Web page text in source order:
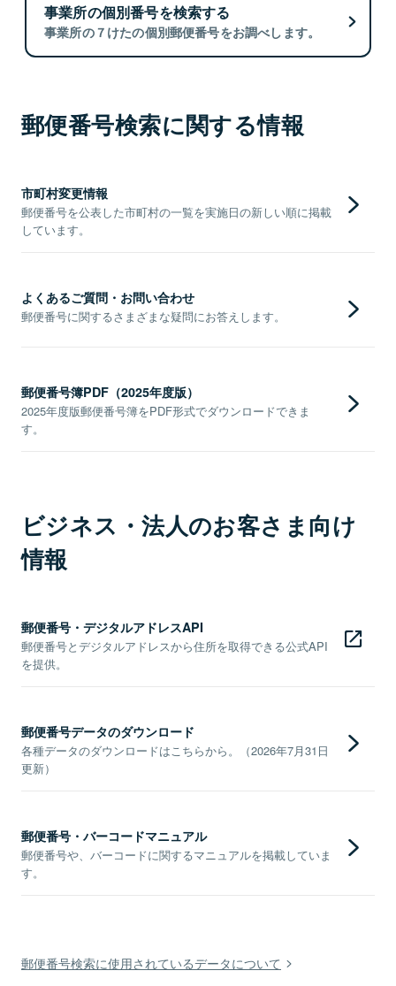
事業所の個別番号を検索する
事業所の７けたの個別郵便番号をお調べします。
郵便番号検索に関する情報
市町村変更情報
郵便番号を公表した市町村の一覧を実施日の新しい順に掲載
しています。
よくあるご質問・お問い合わせ
郵便番号に関するさまざまな疑問にお答えします。
郵便番号簿PDF（2025年度版）
2025年度版郵便番号簿をPDF形式でダウンロードできま
す。
ビジネス・法人のお客さま向け
情報
郵便番号・デジタルアドレスAPI
郵便番号とデジタルアドレスから住所を取得できる公式API
を提供。
郵便番号データのダウンロード
各種データのダウンロードはこちらから。（2026年7月31日
更新）
郵便番号・バーコードマニュアル
郵便番号や、バーコードに関するマニュアルを掲載していま
す。
郵便番号検索に使用されているデータについて